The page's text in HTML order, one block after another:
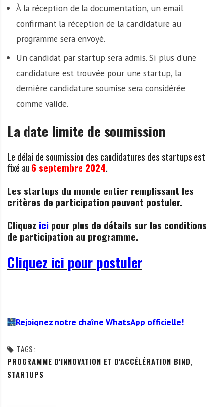
À la réception de la documentation, un email
confirmant la réception de la candidature au
programme sera envoyé.
Un candidat par startup sera admis. Si plus d’une
candidature est trouvée pour une startup, la
dernière candidature soumise sera considérée
comme valide.
La date limite de soumission
Le délai de soumission des candidatures des startups est
fixé au 6 septembre 2024.
Les startups du monde entier remplissant les
critères de participation peuvent postuler.
Cliquez ici pour plus de détails sur les conditions
de participation au programme.
Cliquez ici pour postuler
Rejoignez notre chaîne WhatsApp officielle!
TAGS:
PROGRAMME D'INNOVATION ET D'ACCÉLÉRATION BIND,
STARTUPS